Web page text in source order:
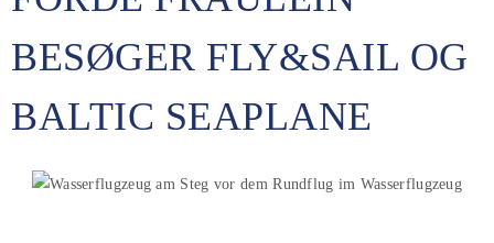
BESØGER FLY&SAIL OG
BALTIC SEAPLANE